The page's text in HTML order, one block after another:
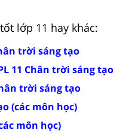
lớp 11 hay khác:
trời sáng tạo
11 Chân trời sáng tạo
trời sáng tạo
(các môn học)
môn học)